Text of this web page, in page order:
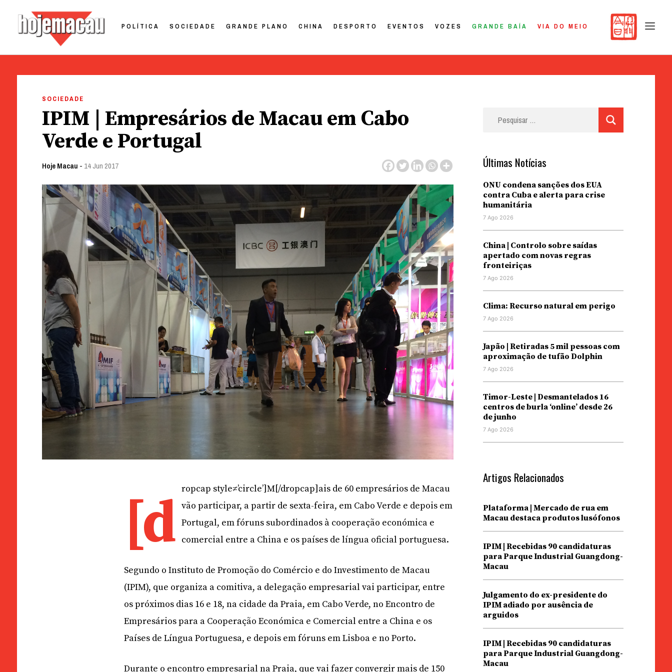
POLÍTICA SOCIEDADE GRANDE PLANO CHINA DESPORTO EVENTOS VOZES GRANDE BAÍA VIA DO MEIO
SOCIEDADE
IPIM | Empresários de Macau em Cabo
Verde e Portugal
Hoje Macau - 14 Jun 2017
[d ropcap style≠’circle’]M[/dropcap]ais de 60 empresários de Macau
vão participar, a partir de sexta-feira, em Cabo Verde e depois em
Portugal, em fóruns subordinados à cooperação económica e
comercial entre a China e os países de língua oficial portuguesa.
Segundo o Instituto de Promoção do Comércio e do Investimento de Macau
(IPIM), que organiza a comitiva, a delegação empresarial vai participar, entre
os próximos dias 16 e 18, na cidade da Praia, em Cabo Verde, no Encontro de
Empresários para a Cooperação Económica e Comercial entre a China e os
Países de Língua Portuguesa, e depois em fóruns em Lisboa e no Porto.
Durante o encontro empresarial na Praia, que vai fazer convergir mais de 150
Últimas Notícias
ONU condena sanções dos EUA
contra Cuba e alerta para crise
humanitária
7 Ago 2026
China | Controlo sobre saídas
apertado com novas regras
fronteiriças
7 Ago 2026
Clima: Recurso natural em perigo
7 Ago 2026
Japão | Retiradas 5 mil pessoas com
aproximação de tufão Dolphin
7 Ago 2026
Timor-Leste | Desmantelados 16
centros de burla ‘online’ desde 26
de junho
7 Ago 2026
Artigos Relacionados
Plataforma | Mercado de rua em
Macau destaca produtos lusófonos
IPIM | Recebidas 90 candidaturas
para Parque Industrial Guangdong-
Macau
Julgamento do ex-presidente do
IPIM adiado por ausência de
arguidos
IPIM | Recebidas 90 candidaturas
para Parque Industrial Guangdong-
Macau